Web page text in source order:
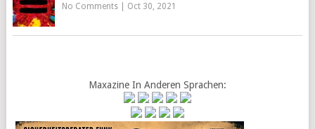
No Comments| Oct 30, 2021
Maxazine In Anderen Sprachen: